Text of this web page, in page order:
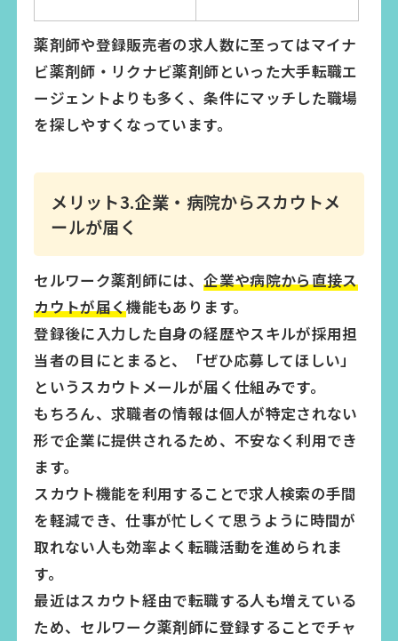
薬剤師や登録販売者の求人数に至ってはマイナ
ビ薬剤師・リクナビ薬剤師といった大手転職エ
ージェントよりも多く、条件にマッチした職場
を探しやすくなっています。
メリット3.企業・病院からスカウトメ
ールが届く
セルワーク薬剤師には、企業や病院から直接ス
カウトが届く機能もあります。
登録後に入力した自身の経歴やスキルが採用担
当者の目にとまると、「ぜひ応募してほしい」
というスカウトメールが届く仕組みです。
もちろん、求職者の情報は個人が特定されない
形で企業に提供されるため、不安なく利用でき
ます。
スカウト機能を利用することで求人検索の手間
を軽減でき、仕事が忙しくて思うように時間が
取れない人も効率よく転職活動を進められま
す。
最近はスカウト経由で転職する人も増えている
ため、セルワーク薬剤師に登録することでチャ